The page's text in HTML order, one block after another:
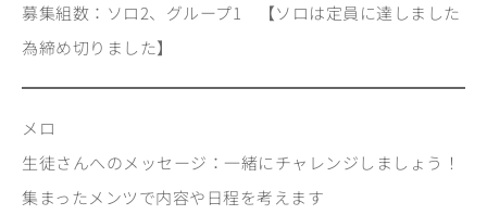
募集組数：ソロ2、グループ1 【ソロは定員に達しました
為締め切りました】
メロ
生徒さんへのメッセージ：一緒にチャレンジしましょう！
集まったメンツで内容や日程を考えます